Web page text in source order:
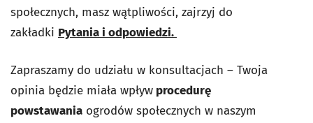
społecznych, masz wątpliwości, zajrzyj do
zakładki Pytania i odpowiedzi.
Zapraszamy do udziału w konsultacjach – Twoja
opinia będzie miała wpływ procedurę
powstawania ogrodów społecznych w naszym